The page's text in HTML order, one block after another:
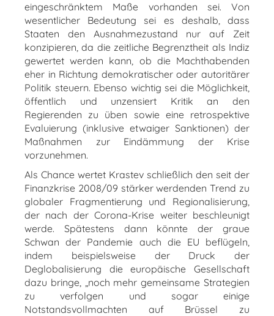
eingeschränktem Maße vorhanden sei. Von
wesentlicher Bedeutung sei es deshalb, dass
Staaten den Ausnahmezustand nur auf Zeit
konzipieren, da die zeitliche Begrenztheit als Indiz
gewertet werden kann, ob die Machthabenden
eher in Richtung demokratischer oder autoritärer
Politik steuern. Ebenso wichtig sei die Möglichkeit,
öffentlich und unzensiert Kritik an den
Regierenden zu üben sowie eine retrospektive
Evaluierung (inklusive etwaiger Sanktionen) der
Maßnahmen zur Eindämmung der Krise
vorzunehmen.
Als Chance wertet Krastev schließlich den seit der
Finanzkrise 2008/09 stärker werdenden Trend zu
globaler Fragmentierung und Regionalisierung,
der nach der Corona-Krise weiter beschleunigt
werde. Spätestens dann könnte der graue
Schwan der Pandemie auch die EU beflügeln,
indem beispielsweise der Druck der
Deglobalisierung die europäische Gesellschaft
dazu bringe, „noch mehr gemeinsame Strategien
zu verfolgen und sogar einige
Notstandsvollmachten auf Brüssel zu